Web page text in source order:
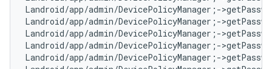
Landroid/app/admin/DevicePolicyManager;-
Landroid/app/admin/DevicePolicyManager;-
Landroid/app/admin/DevicePolicyManager;-
Landroid/app/admin/DevicePolicyManager;-
Landroid/app/admin/DevicePolicyManager;-